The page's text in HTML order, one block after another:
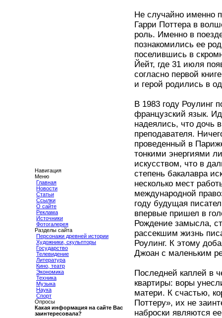
Навигация
Меню
Главная
Новости
Статьи
Ссылки
О сайте
Реклама
Источники
Фотогалерея
Разделы сайта
Персонажи древней истории
Художники, скульпторы
Государство
Телевидение
Литература
Кино, театр
Экономика
Техника
Музыка
Наука
Спорт
Опросы
Какая информация на сайте Вас
заинтересовала?
Не случайно именно
Гарри Поттера в
роль. Именно в
познакомились ее
поселившись в
Йейт, где 31 июля
согласно первой
и герой родились в
В 1983 году Роулинг
французский язык.
надеялись, что дочь
преподавателя.
проведенный в
тонкими энергиями
искусством, что в
степень бакалавра
несколько мест
международной
году будущая
впервые пришел в
Рождение замысла,
рассекшим жизнь
Роулинг. К этому
Джоан с маленьким
Последней каплей в
квартиры: воры
матери. К счастью,
Поттеру», их не
наброски являются